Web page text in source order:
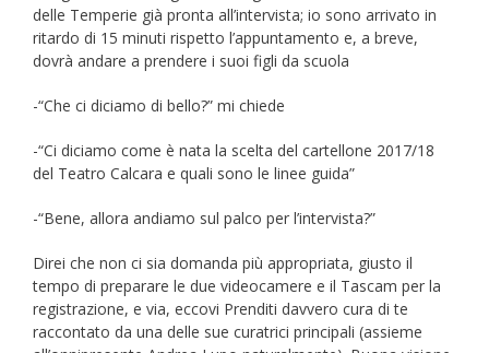
delle Temperie già pronta all’intervista; io sono arrivato in
ritardo di 15 minuti rispetto l’appuntamento e, a breve,
dovrà andare a prendere i suoi figli da scuola
-“Che ci diciamo di bello?” mi chiede
-“Ci diciamo come è nata la scelta del cartellone 2017/18
del Teatro Calcara e quali sono le linee guida”
-“Bene, allora andiamo sul palco per l’intervista?”
Direi che non ci sia domanda più appropriata, giusto il
tempo di preparare le due videocamere e il Tascam per la
registrazione, e via, eccovi Prenditi davvero cura di te
raccontato da una delle sue curatrici principali (assieme